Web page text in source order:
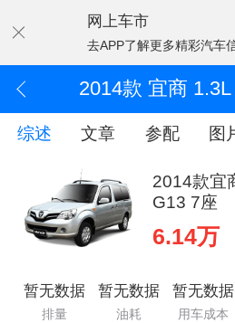
网上车市
去APP了解更多精彩汽车
综述 文章 参配 图
2014款宜
G13 7座
6.14万
暂无数据
排量
暂无数据
油耗
暂无数据
用车成本